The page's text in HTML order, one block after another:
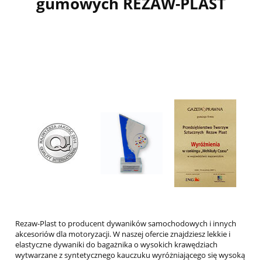
MAZDA
NISSAN
OMODA
PORSCHE
RENAULT
Rezaw-Plast to producent dywaników samochodowych i innych
akcesoriów dla motoryzacji. W naszej ofercie znajdziesz lekkie i
elastyczne dywaniki do bagażnika o wysokich krawędziach
wytwarzane z syntetycznego kauczuku wyróżniającego się wysoką